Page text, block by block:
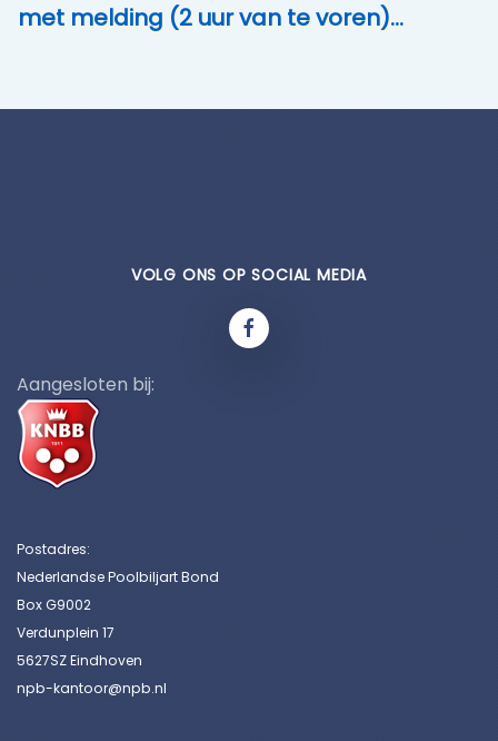
met melding (2 uur van te voren)…
VOLG ONS OP SOCIAL MEDIA
Aangesloten bij:
Postadres:
Nederlandse Poolbiljart Bond
Box G9002
Verdunplein 17
5627SZ Eindhoven
npb-kantoor@npb.nl